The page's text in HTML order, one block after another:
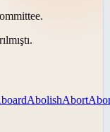
.
AbolishAbort